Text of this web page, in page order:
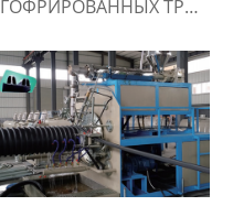
ГОФРИРОВАННЫХ ТРУБ